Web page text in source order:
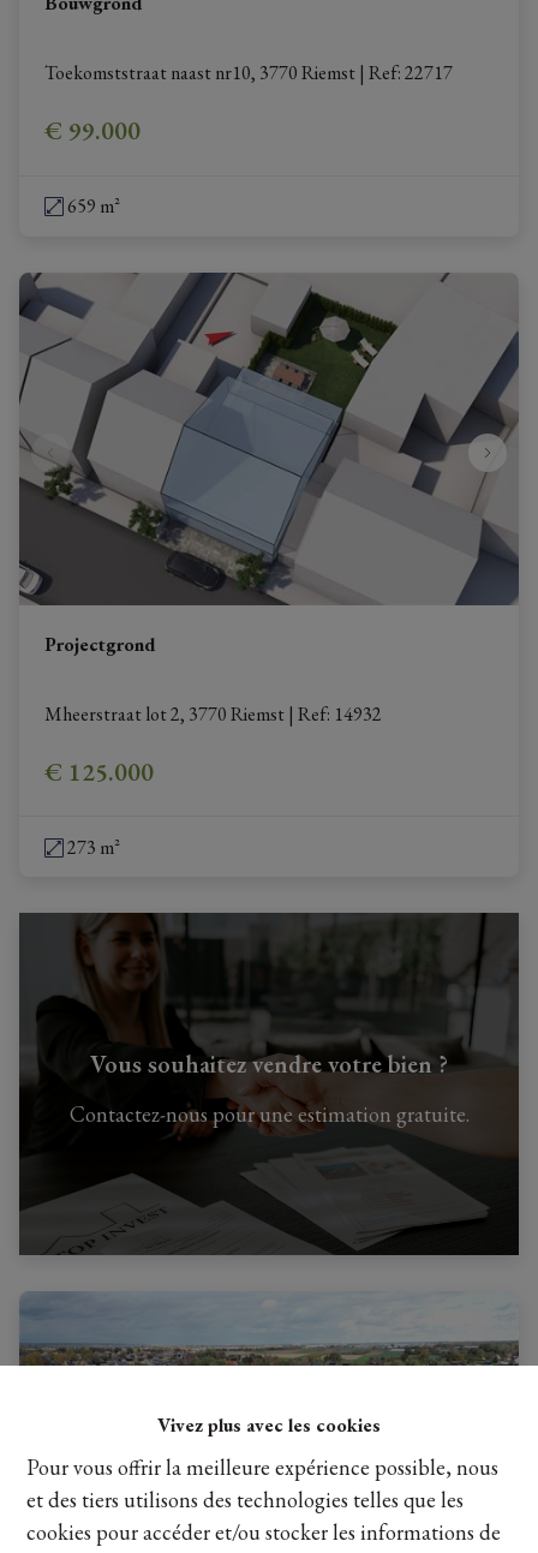
Vivez plus avec les cookies
Pour vous offrir la meilleure expérience possible, nous
et des tiers utilisons des technologies telles que les
cookies pour accéder et/ou stocker les informations de
Toekomststraat naast nr10, 3770 Riemst | Ref: 22717
€ 99.000
659 m²
Projectgrond
Mheerstraat lot 2, 3770 Riemst | Ref: 14932
€ 125.000
273 m²
Vous souhaitez vendre votre bien ?
Contactez-nous pour une estimation gratuite.